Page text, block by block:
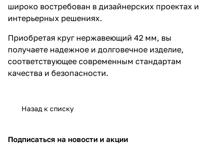
широко востребован в дизайнерских проектах и
интерьерных решениях.
Приобретая круг нержавеющий 42 мм, вы
получаете надежное и долговечное изделие,
соответствующее современным стандартам
качества и безопасности.
Назад к списку
Подписаться на новости и акции